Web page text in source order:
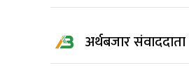
अर्थबजार संवाददाता